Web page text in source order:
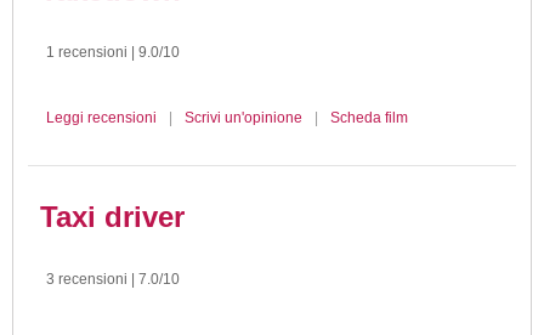
1 recensioni | 9.0/10
Leggi recensioni Scrivi un'opinione Scheda film
Taxi driver
3 recensioni | 7.0/10